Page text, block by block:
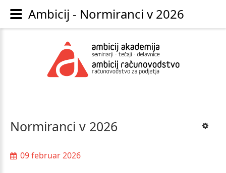
Normiranci v 2026
09 februar 2026
Ambicij - Normiranci v 2026